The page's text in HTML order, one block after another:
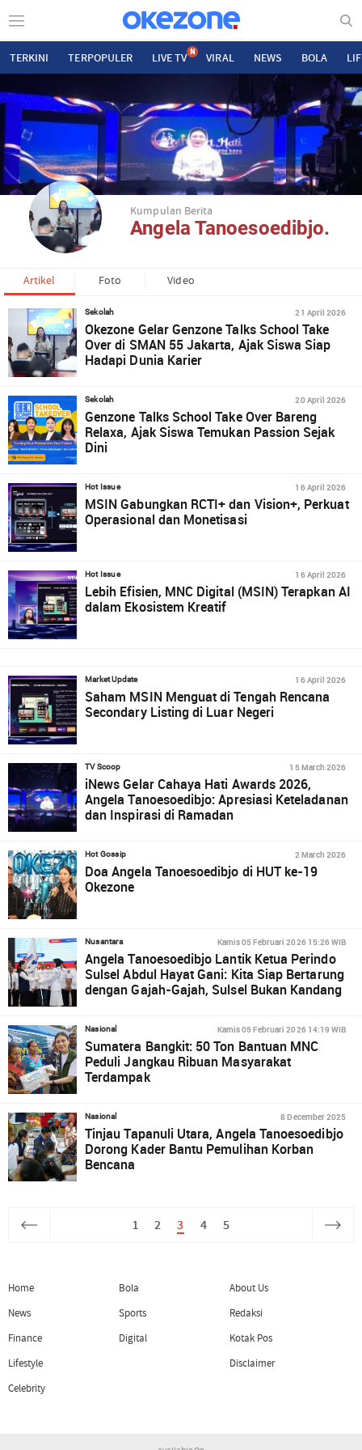
TERKINI TERPOPULER LIVE TV N VIRAL NEWS BOLA
Kumpulan Berita
Angela Tanoesoedibjo.
Artikel Foto Video
Sekolah 21 April 2026
Okezone Gelar Genzone Talks School Take
Over di SMAN 55 Jakarta, Ajak Siswa Siap
Hadapi Dunia Karier
Sekolah 20 April 2026
Genzone Talks School Take Over Bareng
Relaxa, Ajak Siswa Temukan Passion Sejak
Dini
Hot Issue 16 April 2026
MSIN Gabungkan RCTI+ dan Vision+, Perkuat
Operasional dan Monetisasi
Hot Issue 16 April 2026
Lebih Efisien, MNC Digital (MSIN) Terapkan AI
dalam Ekosistem Kreatif
Market Update 16 April 2026
Saham MSIN Menguat di Tengah Rencana
Secondary Listing di Luar Negeri
TV Scoop 15 March 2026
iNews Gelar Cahaya Hati Awards 2026,
Angela Tanoesoedibjo: Apresiasi Keteladanan
dan Inspirasi di Ramadan
Hot Gossip 2 March 2026
Doa Angela Tanoesoedibjo di HUT ke-19
Okezone
Nusantara Kamis 05 Februari 2026 15:26 WIB
Angela Tanoesoedibjo Lantik Ketua Perindo
Sulsel Abdul Hayat Gani: Kita Siap Bertarung
dengan Gajah-Gajah, Sulsel Bukan Kandang
Nasional Kamis 05 Februari 2026 14:19 WIB
Sumatera Bangkit: 50 Ton Bantuan MNC
Peduli Jangkau Ribuan Masyarakat
Terdampak
Nasional 8 December 2025
Tinjau Tapanuli Utara, Angela Tanoesoedibjo
Dorong Kader Bantu Pemulihan Korban
Bencana
1 2 3 4 5
Home
News
Finance
Lifestyle
Celebrity
Bola
Sports
Digital
About Us
Redaksi
Kotak Pos
Disclaimer